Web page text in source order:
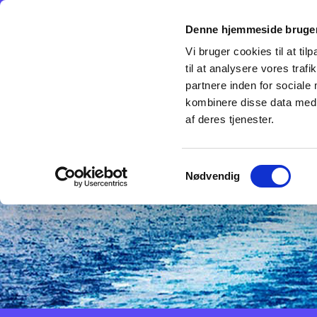
Denne hjemmeside
Vi bruger cookies til at
til at analysere vores
partnere inden for sociale
kombinere disse data
af deres tjenester.
Nødvendig
Om os 100-års